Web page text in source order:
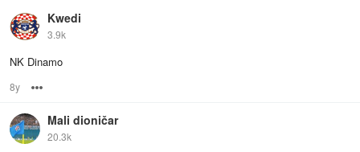
Kwedi
3.9k
NK Dinamo
8y
Mali dioničar
20.3k